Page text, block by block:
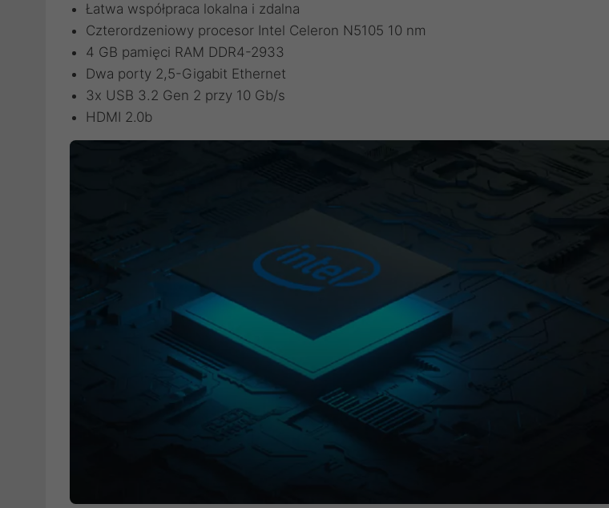
Łatwa współpraca lokalna i zdalna
Czterordzeniowy procesor Intel Celeron N5105 10 nm
4 GB pamięci RAM DDR4-2933
Dwa porty 2,5-Gigabit Ethernet
3x USB 3.2 Gen 2 przy 10 Gb/s
HDMI 2.0b